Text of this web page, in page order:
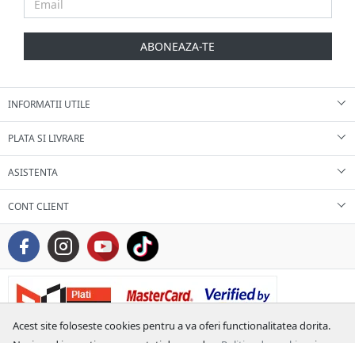
Acest site foloseste cookies pentru a va oferi functionalitatea dorita.
ABONEAZA-TE
INFORMATII UTILE
PLATA SI LIVRARE
ASISTENTA
CONT CLIENT